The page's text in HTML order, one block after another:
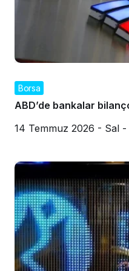
Borsa
ABD’de bankalar
14 Temmuz 2026 - Sal -